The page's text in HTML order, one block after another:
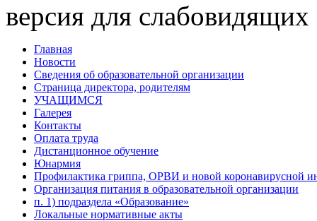
версия для слабовидящих
Главная
Новости
Сведения об образовательной организации
Страница директора, родителям
УЧАЩИМСЯ
Галерея
Контакты
Оплата труда
Дистанционное обучение
Юнармия
Профилактика гриппа, ОРВИ и новой коронавирусной
Организация питания в образовательной организации
п. 1) подраздела «Образование»
Локальные нормативные акты